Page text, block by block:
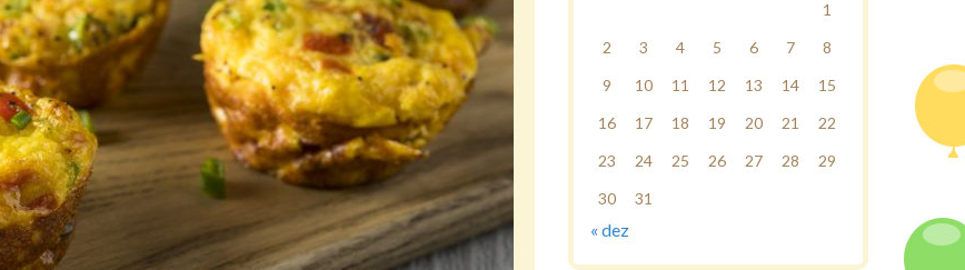
1
2
3 4 5 6 7
8
9
10 11 12 13 14
15
16
17 18 19 20 21
22
23
24 25 26 27 28
29
30
31
« dez